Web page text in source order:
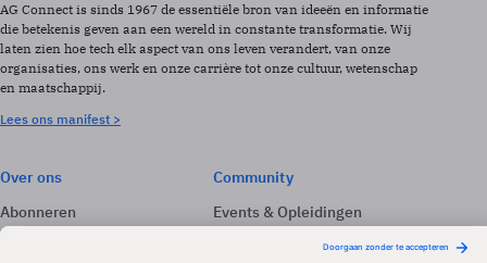
AG Connect is sinds 1967 de essentiële bron van ideeën en informatie
die betekenis geven aan een wereld in constante transformatie. Wij
laten zien hoe tech elk aspect van ons leven verandert, van onze
organisaties, ons werk en onze carrière tot onze cultuur, wetenschap
en maatschappij.
Lees ons manifest >
Over ons
Abonneren
Adverteren
Community
Events & Opleidingen